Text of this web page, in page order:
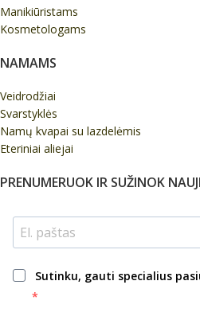
Manikiūristams
Kosmetologams
NAMAMS
Veidrodžiai
Svarstyklės
Namų kvapai su lazdelėmis
Eteriniai aliejai
PRENUMERUOK IR SUŽINOK
Sutinku, gauti specialius